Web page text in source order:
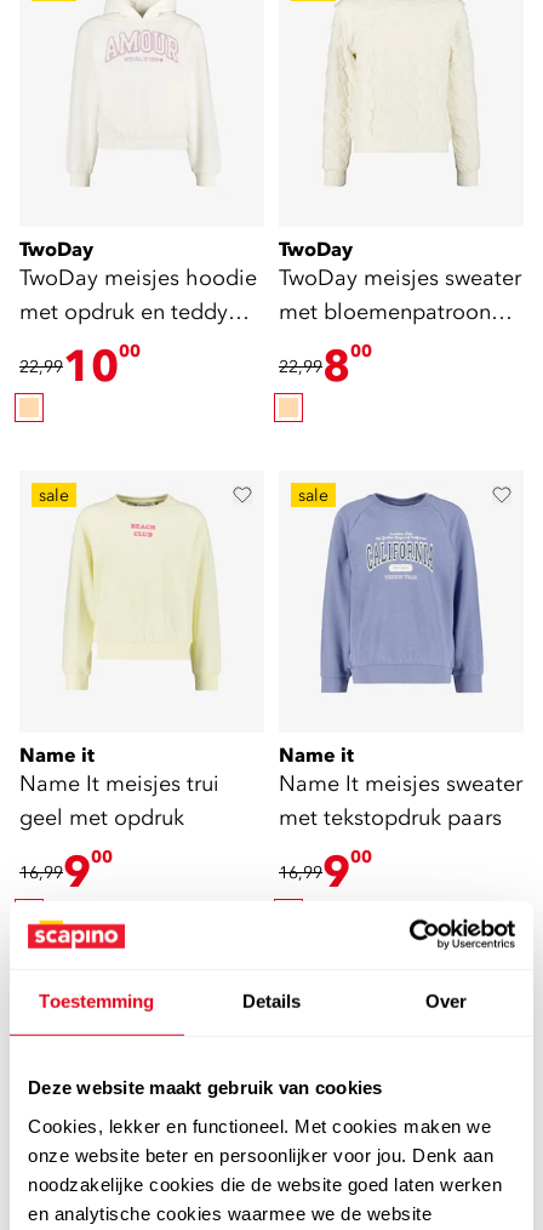
Toestemming Details Over
Deze website maakt gebruik van cookies
Cookies, lekker en functioneel. Met cookies maken we
onze website beter en persoonlijker voor jou. Denk aan
noodzakelijke cookies die de website goed laten werken
en analytische cookies waarmee we de website
TwoDay
TwoDay meisjes hoodie
met opdruk en teddy
details beige
22,991000
TwoDay
TwoDay meisjes sweater
met bloemenpatroon
beige
22,99800
sale
Name it
Name It meisjes trui
geel met opdruk
16,99900
sale
Name it
Name It meisjes sweater
met tekstopdruk paars
16,99900
sale